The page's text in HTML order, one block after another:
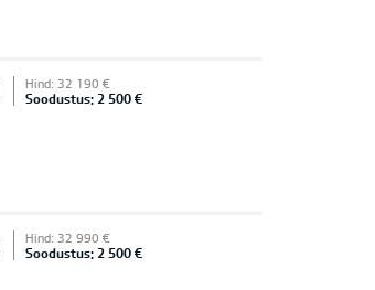
Hind: 32 190 €
Soodustus: 2 500 €
Hind: 32 990 €
Soodustus: 2 500 €